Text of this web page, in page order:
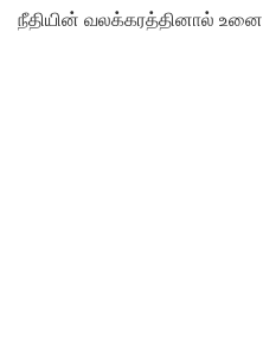
நீதியின் வலக்கரத்தினால்